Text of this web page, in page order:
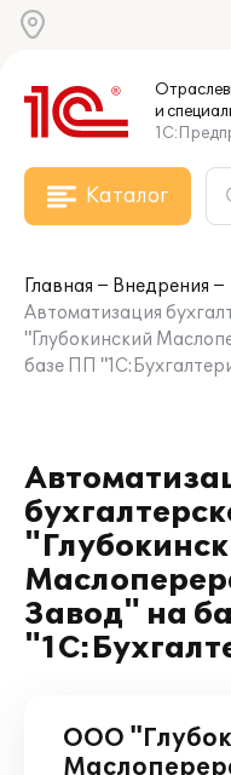
и
Каталог
Главная
Внедрения
Автоматизация
"Глубокинский
базе ПП
Завод" на
ООО